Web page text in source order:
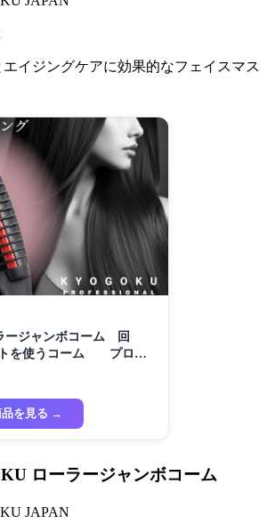
イジングケアに効果的なフェイスマス
ージャンボコーム 回
を使うコーム プロ仕
品を見る →
ローラージャンボコーム
JAPAN